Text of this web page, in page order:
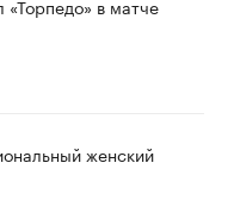
в матче
женский